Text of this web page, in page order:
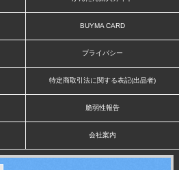
BUYMA CARD
プライバシー
特定商取引法に関する表記(出品者)
脆弱性報告
会社案内